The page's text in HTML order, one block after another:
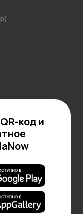
код и